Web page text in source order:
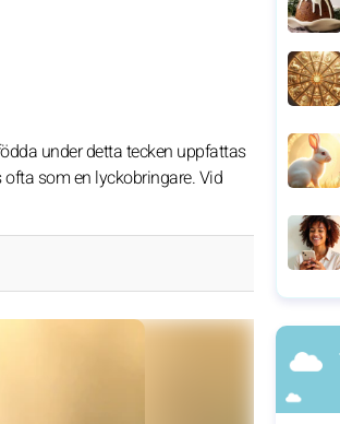
under detta tecken uppfattas
som en lyckobringare. Vid